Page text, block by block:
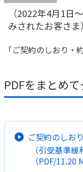
ご契約者さま
お手続き一覧
きっかけ・で
保険をご検討
保険をご検討
養老保険
定期保険
学資保険
法人のお客さま
ちら
目的から探す
お役立ち情報
かんぽ生命の団
かんぽのLifeサ
かんぽ生命に
よくあるご質問
お問い合わせ
（2022年4月1日
みされたお客さま）
「ご契約のしおり・
PDFをまとめ
ご契約のしお
（引受基準緩
（PDF/11.20